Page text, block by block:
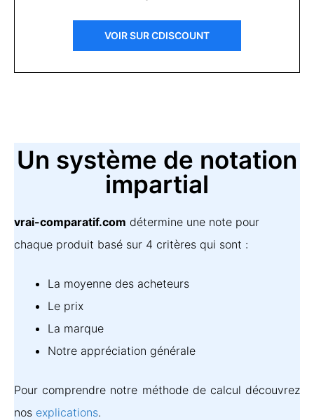
VOIR SUR CDISCOUNT
Un système de notation
impartial
vrai-comparatif.com détermine une note pour
chaque produit basé sur 4 critères qui sont :
La moyenne des acheteurs
Le prix
La marque
Notre appréciation générale
Pour comprendre notre méthode de calcul découvrez
nos explications.